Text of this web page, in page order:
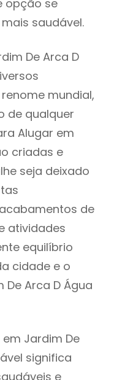
opção se
saudável.
De Arca D
mundial,
de qualquer
Alugar em
criadas e
seja deixado
de
atividades
equilíbrio
cidade e o
Arca D Água
Jardim De
significa
e